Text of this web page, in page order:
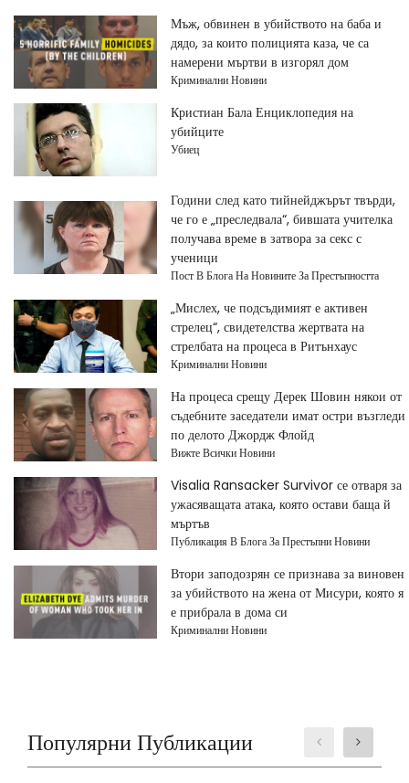
Мъж, обвинен в убийството на баба и
дядо, за които полицията каза, че са
намерени мъртви в изгорял дом
Криминални Новини
Кристиан Бала Енциклопедия на
убийците
Убиец
Години след като тийнейджърът твърди,
че го е „преследвала“, бившата учителка
получава време в затвора за секс с
ученици
Пост В Блога На Новините За Престъпността
„Мислех, че подсъдимият е активен
стрелец“, свидетелства жертвата на
стрелбата на процеса в Ритънхаус
Криминални Новини
На процеса срещу Дерек Шовин някои от
съдебните заседатели имат остри възгледи
по делото Джордж Флойд
Вижте Всички Новини
Visalia Ransacker Survivor се отваря за
ужасяващата атака, която остави баща й
мъртъв
Публикация В Блога За Престъпни Новини
Втори заподозрян се признава за виновен
за убийството на жена от Мисури, която я
е прибрала в дома си
Криминални Новини
Популярни Публикации